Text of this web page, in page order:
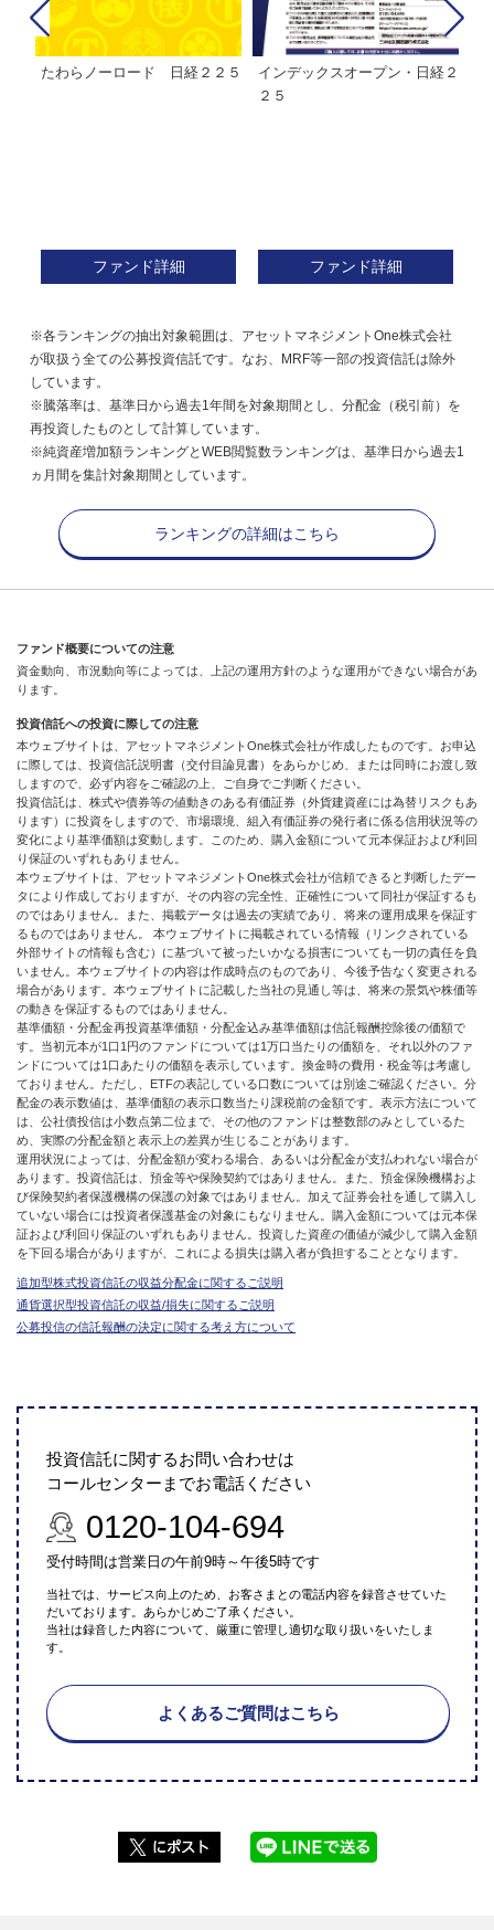
たわらノーロード 日経２２５
ファンド詳細
インデックスオープン・日経２
２５
ファンド詳細
※各ランキングの抽出対象範囲は、アセットマネジメントOne株式会社
が取扱う全ての公募投資信託です。なお、MRF等一部の投資信託は除外
しています。
※騰落率は、基準日から過去1年間を対象期間とし、分配金（税引前）を
再投資したものとして計算しています。
※純資産増加額ランキングとWEB閲覧数ランキングは、基準日から過去1
ヵ月間を集計対象期間としています。
ランキングの詳細はこちら
ファンド概要についての注意
資金動向、市況動向等によっては、上記の運用方針のような運用ができない場合があ
ります。
投資信託への投資に際しての注意
本ウェブサイトは、アセットマネジメントOne株式会社が作成したものです。お申込
に際しては、投資信託説明書（交付目論見書）をあらかじめ、または同時にお渡し致
しますので、必ず内容をご確認の上、ご自身でご判断ください。
投資信託は、株式や債券等の値動きのある有価証券（外貨建資産には為替リスクもあ
ります）に投資をしますので、市場環境、組入有価証券の発行者に係る信用状況等の
変化により基準価額は変動します。このため、購入金額について元本保証および利回
り保証のいずれもありません。
本ウェブサイトは、アセットマネジメントOne株式会社が信頼できると判断したデー
タにより作成しておりますが、その内容の完全性、正確性について同社が保証するも
のではありません。また、掲載データは過去の実績であり、将来の運用成果を保証す
るものではありません。 本ウェブサイトに掲載されている情報（リンクされている
外部サイトの情報も含む）に基づいて被ったいかなる損害についても一切の責任を負
いません。本ウェブサイトの内容は作成時点のものであり、今後予告なく変更される
場合があります。本ウェブサイトに記載した当社の見通し等は、将来の景気や株価等
の動きを保証するものではありません。
基準価額・分配金再投資基準価額・分配金込み基準価額は信託報酬控除後の価額で
す。当初元本が1口1円のファンドについては1万口当たりの価額を、それ以外のファ
ンドについては1口あたりの価額を表示しています。換金時の費用・税金等は考慮し
ておりません。ただし、ETFの表記している口数については別途ご確認ください。分
配金の表示数値は、基準価額の表示口数当たり課税前の金額です。表示方法について
は、公社債投信は小数点第二位まで、その他のファンドは整数部のみとしているた
め、実際の分配金額と表示上の差異が生じることがあります。
運用状況によっては、分配金額が変わる場合、あるいは分配金が支払われない場合が
あります。投資信託は、預金等や保険契約ではありません。また、預金保険機構およ
び保険契約者保護機構の保護の対象ではありません。加えて証券会社を通して購入し
ていない場合には投資者保護基金の対象にもなりません。購入金額については元本保
証および利回り保証のいずれもありません。投資した資産の価値が減少して購入金額
を下回る場合がありますが、これによる損失は購入者が負担することとなります。
追加型株式投資信託の収益分配金に関するご説明
通貨選択型投資信託の収益/損失に関するご説明
公募投信の信託報酬の決定に関する考え方について
投資信託に関するお問い合わせは
コールセンターまでお電話ください
0120-104-694
受付時間は営業日の午前9時～午後5時です
当社では、サービス向上のため、お客さまとの電話内容を録音させていた
だいております。あらかじめご了承ください。
当社は録音した内容について、厳重に管理し適切な取り扱いをいたしま
す。
よくあるご質問はこちら